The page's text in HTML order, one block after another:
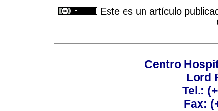
Este es un artículo
Centro
Lord
Tel.:
Fax: